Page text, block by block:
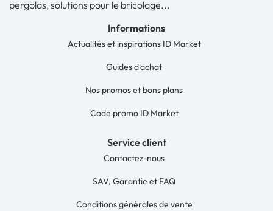
pergolas, solutions pour le bricolage...
Informations
Actualités et inspirations ID Market
Guides d'achat
Nos promos et bons plans
Code promo ID Market
Service client
Contactez-nous
SAV, Garantie et FAQ
Conditions générales de vente